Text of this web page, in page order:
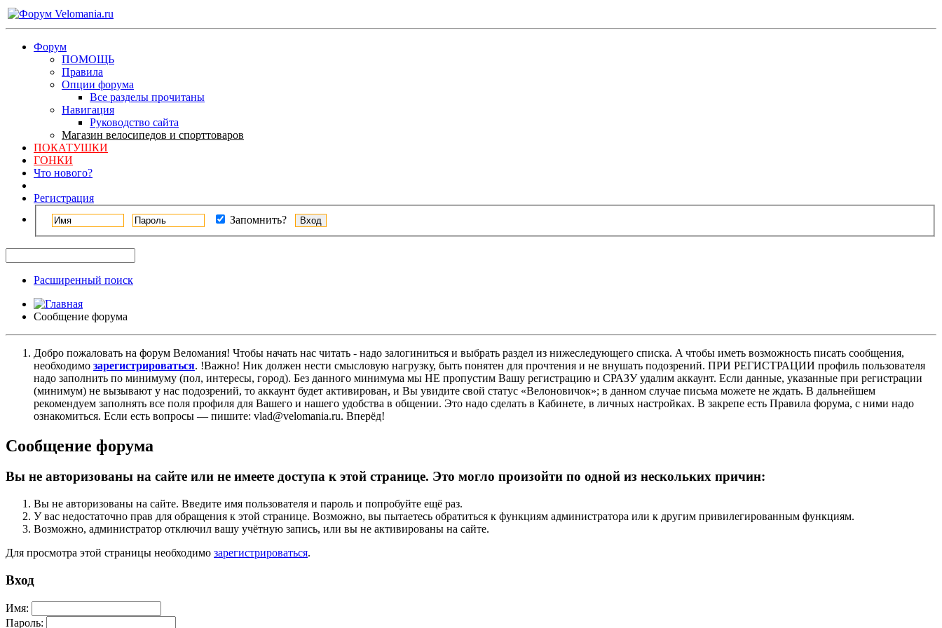
Форум
ПОМОЩЬ
Правила
Опции форума
Все разделы прочитаны
Навигация
Руководство сайта
Магазин велосипедов и спорттоваров
ПОКАТУШКИ
ГОНКИ
Что нового?
Регистрация
Запомнить?
Расширенный поиск
Сообщение форума
Добро пожаловать на форум Веломания! Чтобы начать нас читать - надо залогиниться и выбрать раздел из нижеследующего списка. A чтобы иметь возможность писать сообщения,
необходимо зарегистрироваться. !Важно! Ник должен нести смысловую нагрузку, быть понятен для прочтения и не внушать подозрений. ПРИ РЕГИСТРАЦИИ профиль пользователя
надо заполнить по минимуму (пол, интересы, город). Без данного минимума мы НЕ пропустим Вашу регистрацию и СРАЗУ удалим аккаунт. Если данные, указанные при регистрации
(минимум) не вызывают у нас подозрений, то аккаунт будет активирован, и Вы увидите свой статус «Велоновичок»; в данном случае письма можете не ждать. В дальнейшем
рекомендуем заполнять все поля профиля для Вашего и нашего удобства в общении. Это надо сделать в Кабинете, в личных настройках. В закрепе есть Правила форума, с ними надо
ознакомиться. Если есть вопросы — пишите: vlad@velomania.ru. Вперёд!
Сообщение форума
Вы не авторизованы на сайте или не имеете доступа к этой странице. Это могло произойти по одной из нескольких причин:
Вы не авторизованы на сайте. Введите имя пользователя и пароль и попробуйте ещё раз.
У вас недостаточно прав для обращения к этой странице. Возможно, вы пытаетесь обратиться к функциям администратора или к другим привилегированным функциям.
Возможно, администратор отключил вашу учётную запись, или вы не активированы на сайте.
Для просмотра этой страницы необходимо зарегистрироваться.
Вход
Имя:
Пароль: